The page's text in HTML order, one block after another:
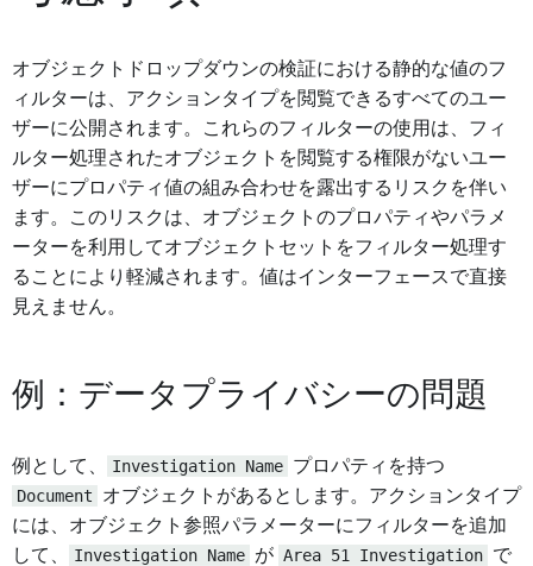
オブジェクトドロップダウンの検証における静的な値のフ
ィルターは、アクションタイプを閲覧できるすべてのユー
ザーに公開されます。これらのフィルターの使用は、フィ
ルター処理されたオブジェクトを閲覧する権限がないユー
ザーにプロパティ値の組み合わせを露出するリスクを伴い
ます。このリスクは、オブジェクトのプロパティやパラメ
ーターを利用してオブジェクトセットをフィルター処理す
ることにより軽減されます。値はインターフェースで直接
見えません。
例：データプライバシーの問題
例として、 Investigation Name プロパティを持つ
Document
オブジェクトがあるとします。アクションタイプ
には、オブジェクト参照パラメーターにフィルターを追加
して、
Investigation Name が Area 51 Investigation で